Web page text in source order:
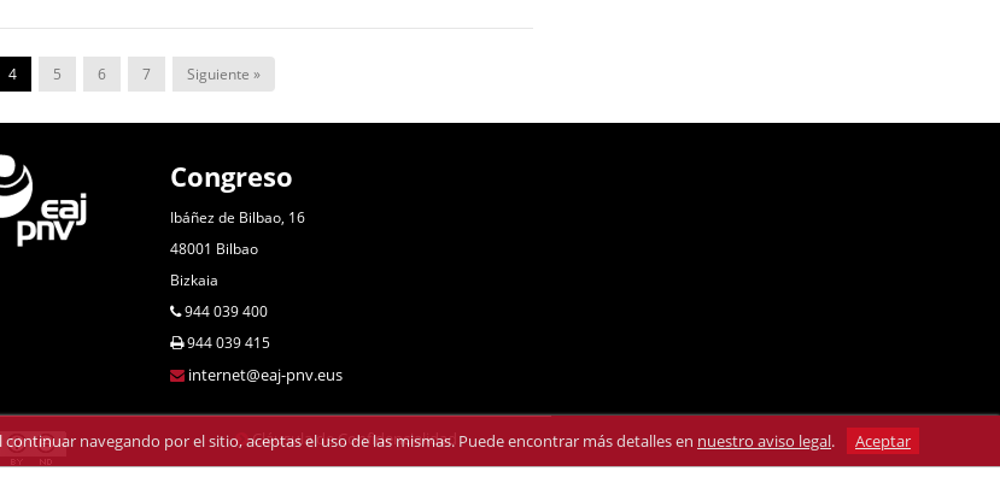
4 5 6 7 Siguiente »
Congreso
Ibáñez de Bilbao, 16
48001 Bilbao
Bizkaia
944 039 400
944 039 415
internet@eaj-pnv.eus
Cláusula de Confidencialidad
navegando por el sitio, aceptas el uso de las mismas. Puede encontrar más detalles en nuestro aviso legal. Aceptar